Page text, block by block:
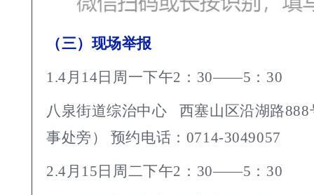
（三）现场举报
1.4月14日周一下午2：30——5：30
八泉街道综治中心 西塞山区沿湖路888
事处旁） 预约电话：0714-3049057
2.4月15日周二下午2：30——5：30